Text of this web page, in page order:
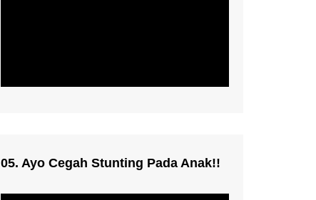
05. Ayo Cegah Stunting Pada Anak!!